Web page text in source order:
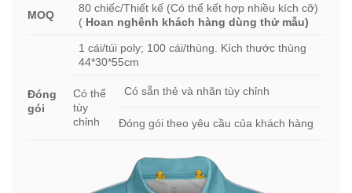
MOQ
80 chiếc/Thiết kế (Có thể kết hợp nhiều kích cỡ)
( Hoan nghênh khách hàng dùng thử mẫu)
Đóng
gói
1 cái/túi poly; 100 cái/thùng. Kích thước thùng
44*30*55cm
Có thể
tùy
chỉnh
Có sẵn thẻ và nhãn tùy chỉnh
Đóng gói theo yêu cầu của khách hàng